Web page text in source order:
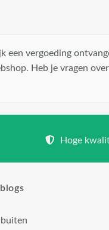
vergoeding
Heb je vragen
Hoge